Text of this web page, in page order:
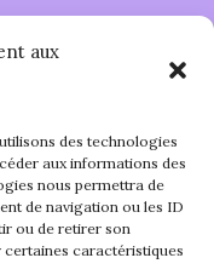
aux
des technologies
aux informations des
nous permettra de
de navigation ou les ID
ou de retirer son
caractéristiques
sur
de
!